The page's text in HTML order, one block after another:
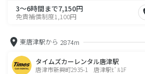
3～6時間まで7,150円
免責補償制度1,100円
東唐津駅から 2874m
タイムズカーレンタル唐津駅
唐津市新興町2935-1 唐津駅ﾋﾞﾙ1F